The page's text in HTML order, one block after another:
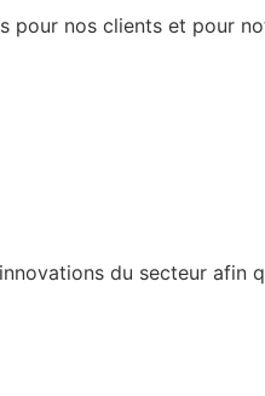
pour nos clients et pour
du secteur afin